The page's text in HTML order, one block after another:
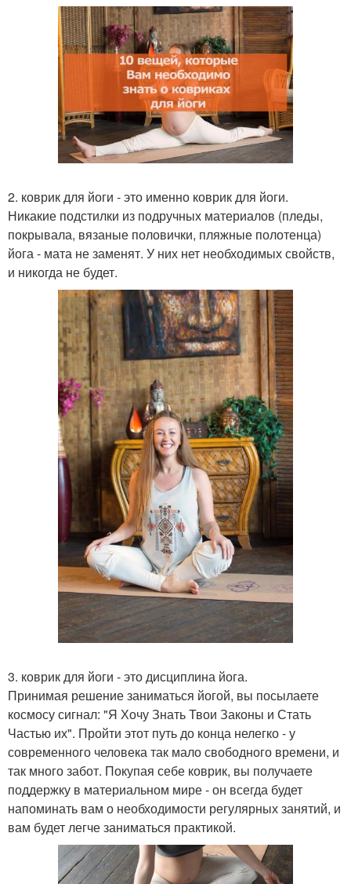
2. коврик для йоги - это именно коврик для йоги.
Никакие подстилки из подручных материалов (пледы,
покрывала, вязаные половички, пляжные полотенца)
йога - мата не заменят. У них нет необходимых свойств,
и никогда не будет.
3. коврик для йоги - это дисциплина йога.
Принимая решение заниматься йогой, вы посылаете
космосу сигнал: "Я Хочу Знать Твои Законы и Стать
Частью их". Пройти этот путь до конца нелегко - у
современного человека так мало свободного времени, и
так много забот. Покупая себе коврик, вы получаете
поддержку в материальном мире - он всегда будет
напоминать вам о необходимости регулярных занятий, и
вам будет легче заниматься практикой.